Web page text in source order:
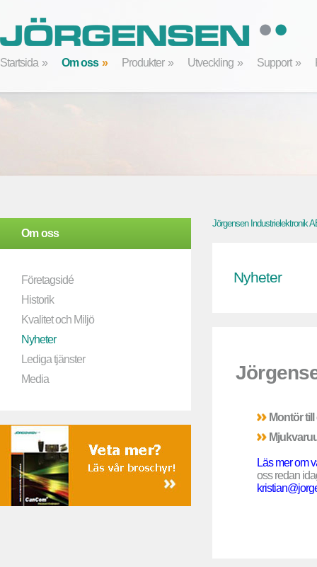
Startsida Om oss Produkter Utveckling Support
Om oss
Företagsidé
Historik
Kvalitet och Miljö
Nyheter
Lediga tjänster
Media
Jörgensen Industrielektronik
Nyheter
Montör
Läs mer om
oss redan